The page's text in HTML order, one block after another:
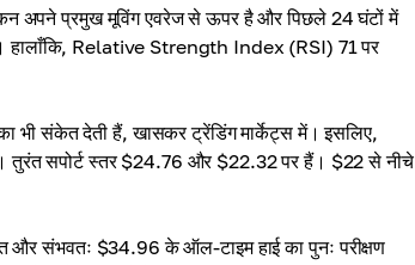
अपने प्रमुख मूविंग एवरेज से ऊपर है और पिछले 24 घंटों में
हालाँकि, Relative Strength Index (RSI) 71 पर
भी संकेत देती हैं, खासकर ट्रेंडिंग मार्केट्स में। इसलिए,
तुरंत सपोर्ट स्तर $24.76 और $22.32 पर हैं। $22 से नीचे
संभवतः $34.96 के ऑल-टाइम हाई का पुनः परीक्षण